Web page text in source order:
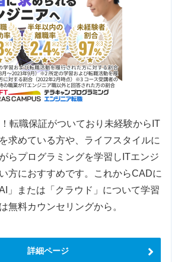
転職保証がついており未経験からIT
求めている方や、ライフスタイルに
らプログラミングを学習しITエンジ
方におすすめです。これからCADに
」または「クラウド」について学習
無料カウンセリングから。
詳細ページ